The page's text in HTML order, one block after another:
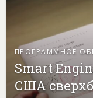
ПРОГРАММНОЕ
Smart
США